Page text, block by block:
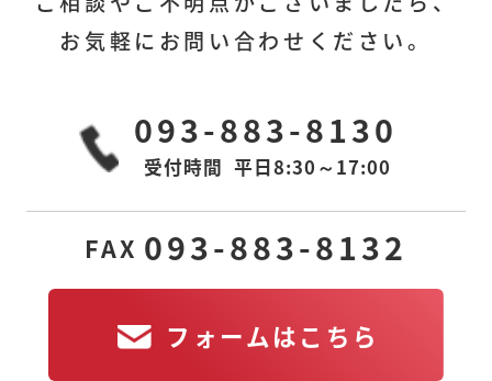
福岡県北九州市八幡
西区熊手
1丁目3番6号MGビル
山口県下関市宝町1-6
アーバン25 605室
〒105-0011
東京都港区芝公園2丁
アルティス芝公園
〒808-0109
福岡県北九州市若松
お気軽にお問い合わせください。
093-883-8130
受付時間 平日8:30～17:00
FAX 093-883-8132
フォームはこちら